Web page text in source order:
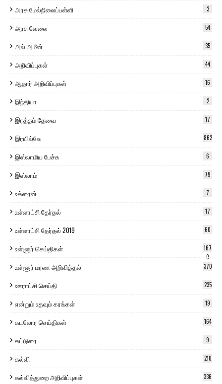
அரசு மேல்நிலைப்பள்ளி 3
அரசு வேலை 54
அல் அமீன் 35
அறிவிப்புகள் 44
ஆதார் அறிவிப்புகள் 16
இந்தியா 2
இரத்தம் தேவை 17
இரயில்வே 862
இஸ்லாமிய பேச்சு 6
இஸ்லாம் 79
உக்ரைன் 7
உள்ளாட்சி தேர்தல் 17
உள்ளாட்சி தேர்தல் 2019 60
உள்ளூர் செய்திகள்
167
0
உள்ளூர் மரண அறிவித்தல் 370
ஊராட்சி செய்தி 235
என்றும் உதவும் கரங்கள் 19
கடலோர செய்திகள் 164
கட்டுரை 9
கல்வி 210
கல்வித்துறை அறிவிப்புகள் 336